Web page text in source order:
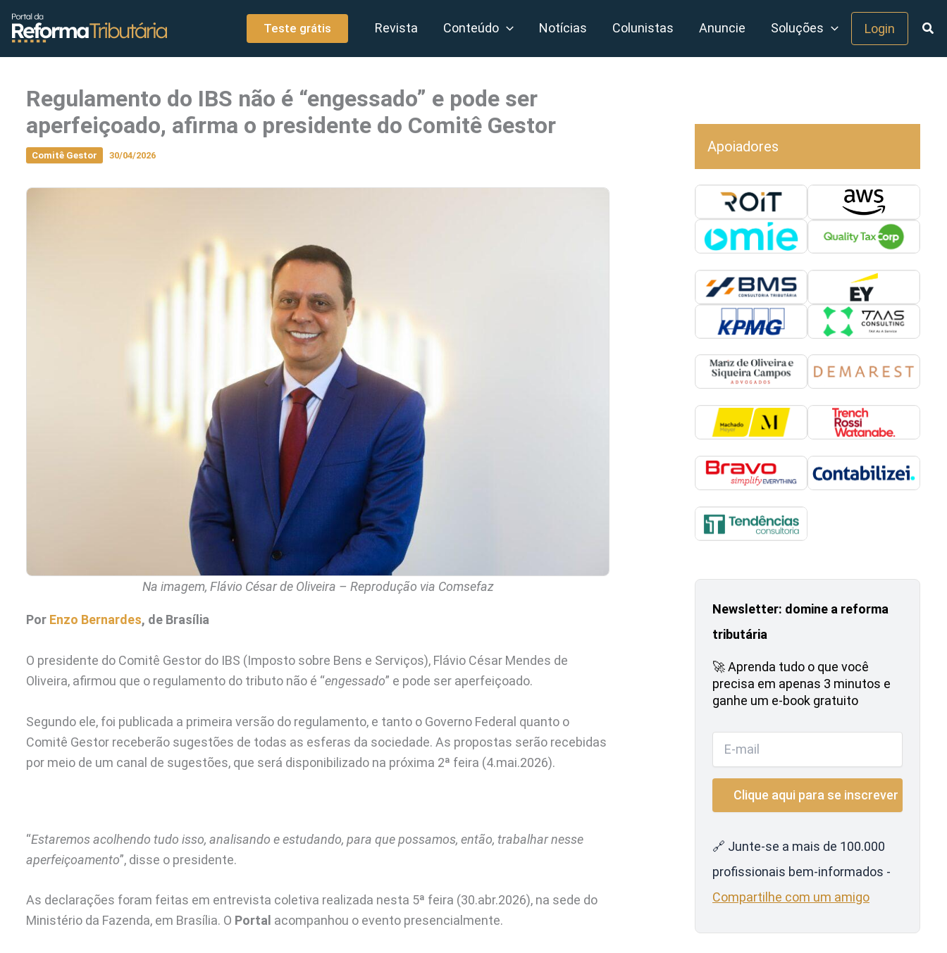
conteúdo
Teste grátis Revista Conteúdo Notícias Colunistas Anuncie Soluções Login
Regulamento do IBS não é “engessado” e pode ser
aperfeiçoado, afirma o presidente do Comitê Gestor
Comitê Gestor 30/04/2026
Na imagem, Flávio César de Oliveira – Reprodução via Comsefaz
Por Enzo Bernardes, de Brasília
O presidente do Comitê Gestor do IBS (Imposto sobre Bens e Serviços), Flávio César Mendes de
Oliveira, afirmou que o regulamento do tributo não é “engessado” e pode ser aperfeiçoado.
Segundo ele, foi publicada a primeira versão do regulamento, e tanto o Governo Federal quanto o
Comitê Gestor receberão sugestões de todas as esferas da sociedade. As propostas serão recebidas
por meio de um canal de sugestões, que será disponibilizado na próxima 2ª feira (4.mai.2026).
“Estaremos acolhendo tudo isso, analisando e estudando, para que possamos, então, trabalhar nesse
aperfeiçoamento”, disse o presidente.
As declarações foram feitas em entrevista coletiva realizada nesta 5ª feira (30.abr.2026), na sede do
Ministério da Fazenda, em Brasília. O Portal acompanhou o evento presencialmente.
Apoiadores
Newsletter: domine a reforma
tributária
🚀 Aprenda tudo o que você
precisa em apenas 3 minutos e
ganhe um e-book gratuito
🔗 Junte-se a mais de 100.000
profissionais bem-informados -
Compartilhe com um amigo